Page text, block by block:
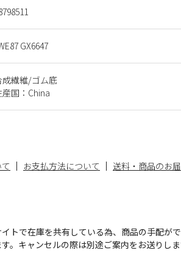
GX6647
成繊維/ゴム底
産国：China
お支払方法について
送料・商品のお
トで在庫を共有している為、商品の手配が
。キャンセルの際は別途ご案内をお送りし